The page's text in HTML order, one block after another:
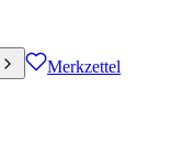
Merkzettel